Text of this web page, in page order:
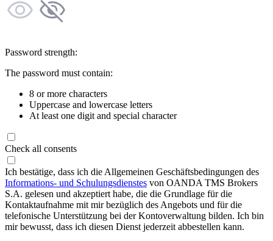
Password strength:
The password must contain:
8 or more characters
Uppercase and lowercase letters
At least one digit and special character
Check all consents
Ich bestätige, dass ich die Allgemeinen Geschäftsbedingungen des
Informations- und Schulungsdienstes von OANDA TMS Brokers
S.A. gelesen und akzeptiert habe, die die Grundlage für die
Kontaktaufnahme mit mir bezüglich des Angebots und für die
telefonische Unterstützung bei der Kontoverwaltung bilden. Ich bin
mir bewusst, dass ich diesen Dienst jederzeit abbestellen kann.